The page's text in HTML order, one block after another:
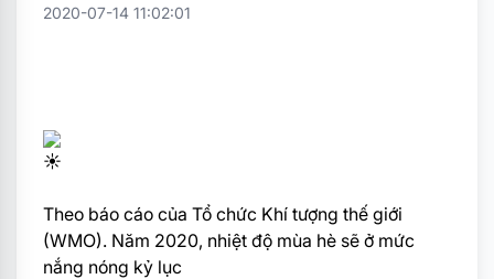
2020-07-14 11:02:01
Theo báo cáo của Tổ chức Khí tượng thế giới
(WMO). Năm 2020, nhiệt độ mùa hè sẽ ở mức
nắng nóng kỷ lục